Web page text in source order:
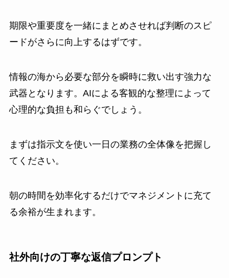
期限や重要度を一緒にまとめさせれば判断のスピ
ードがさらに向上するはずです。
情報の海から必要な部分を瞬時に救い出す強力な
武器となります。AIによる客観的な整理によって
心理的な負担も和らぐでしょう。
まずは指示文を使い一日の業務の全体像を把握し
てください。
朝の時間を効率化するだけでマネジメントに充て
る余裕が生まれます。
社外向けの丁寧な返信プロンプト